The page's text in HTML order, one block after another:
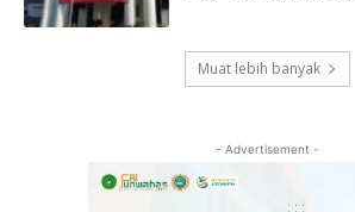
Muat lebih banyak
- Advertisement -